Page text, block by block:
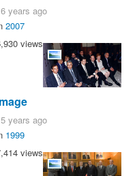
years ago
2007
views
years ago
1999
views